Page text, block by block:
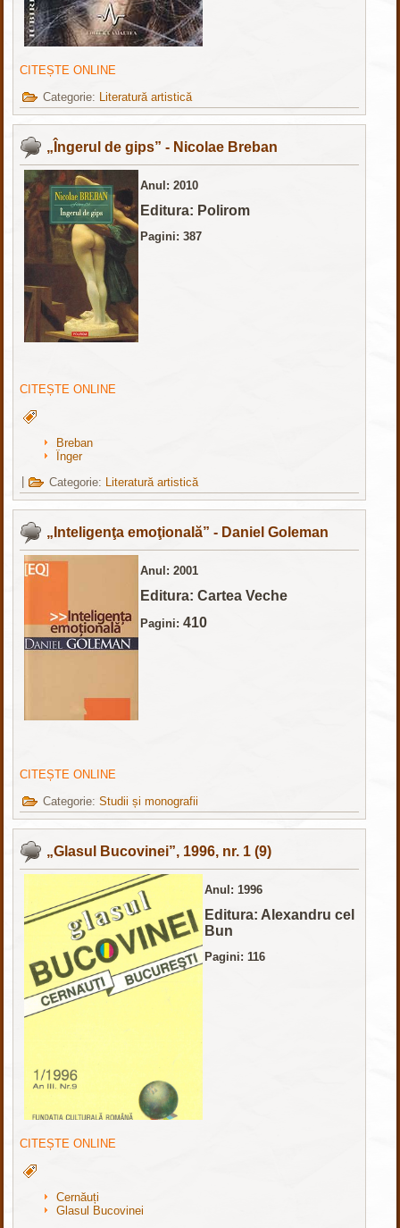
CITEȘTE ONLINE
Categorie:
Literatură artistică
„Îngerul de gips” - Nicolae Breban
Anul: 2010
Editura: Polirom
Pagini: 387
CITEȘTE ONLINE
Breban
Înger
Categorie: Literatură artistică
„Inteligenţa emoţională” - Daniel Goleman
Anul: 2001
Editura: Cartea Veche
Pagini: 410
CITEȘTE ONLINE
Categorie:Studii și monografii
„Glasul Bucovinei”, 1996, nr. 1 (9)
Anul: 1996
Editura: Alexandru cel
Bun
Pagini: 116
CITEȘTE ONLINE
Cernăuți
Glasul Bucovinei